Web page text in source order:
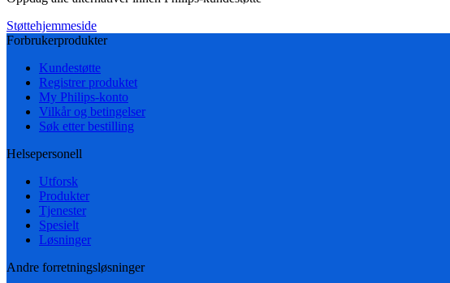
Støttehjemmeside
Forbrukerprodukter
Kundestøtte
Registrer produktet
My Philips-konto
Vilkår og betingelser
Søk etter bestilling
Helsepersonell
Utforsk
Produkter
Tjenester
Spesielt
Løsninger
Andre forretningsløsninger